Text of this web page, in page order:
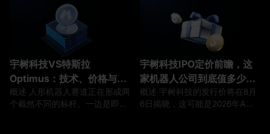
道指出，这家由 Cameco 与
Brookfield Renewable
Partners 共同持有的核能技术与
服务供应商，加入了近期一批寻
求进入资本市场的核能企业行
列，
提高传输速率、板层数量和信号
完整性要求，HVLP、RTF 等低
粗糙度铜箔的重要性正在上升。
根据龙电华鑫向美国证券交易委
员会提交的 F-1 注册文件，
宇树科技VS特斯拉
Optimus：技术、价格与商
业模式全对比
概述 人形机器人赛道正在形成两
个截然不同的标杆。一边是即将
宇树科技IPO定价前瞻，这
家机器人公司到底值多少
钱？
概述 宇树科技的发行价将在8月
6日揭晓，这可能是2026年A股